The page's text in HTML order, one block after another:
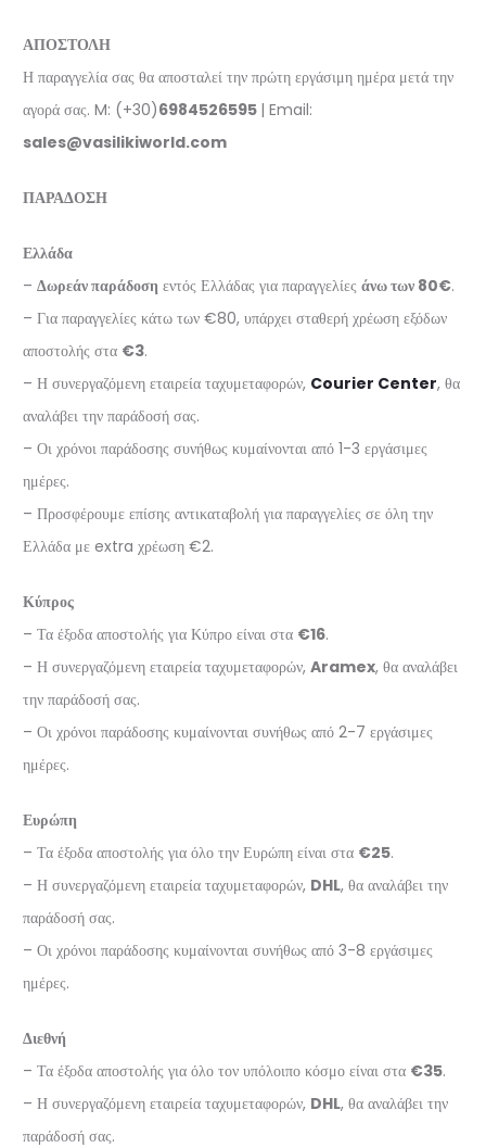
ΑΠΟΣΤΟΛΗ
Η παραγγελία σας θα αποσταλεί την πρώτη εργάσιμη ημέρα μετά την
αγορά σας. M: (+30)6984526595 | Email:
sales@vasilikiworld.com
ΠΑΡΑΔΟΣΗ
Ελλάδα
– Δωρεάν παράδοση εντός Ελλάδας για παραγγελίες άνω των 80€.
– Για παραγγελίες κάτω των €80, υπάρχει σταθερή χρέωση εξόδων
αποστολής στα €3.
– Η συνεργαζόμενη εταιρεία ταχυμεταφορών, Courier Center, θα
αναλάβει την παράδοσή σας.
– Οι χρόνοι παράδοσης συνήθως κυμαίνονται από 1-3 εργάσιμες
ημέρες.
– Προσφέρουμε επίσης αντικαταβολή για παραγγελίες σε όλη την
Ελλάδα με extra χρέωση €2.
Κύπρος
– Τα έξοδα αποστολής για Κύπρο είναι στα €16.
– Η συνεργαζόμενη εταιρεία ταχυμεταφορών, Aramex, θα αναλάβει
την παράδοσή σας.
– Οι χρόνοι παράδοσης κυμαίνονται συνήθως από 2-7 εργάσιμες
ημέρες.
Ευρώπη
– Τα έξοδα αποστολής για όλο την Ευρώπη είναι στα €25.
– Η συνεργαζόμενη εταιρεία ταχυμεταφορών, DHL, θα αναλάβει την
παράδοσή σας.
– Οι χρόνοι παράδοσης κυμαίνονται συνήθως από 3-8 εργάσιμες
ημέρες.
Διεθνή
– Τα έξοδα αποστολής για όλο τον υπόλοιπο κόσμο είναι στα €35.
– Η συνεργαζόμενη εταιρεία ταχυμεταφορών, DHL, θα αναλάβει την
παράδοσή σας.